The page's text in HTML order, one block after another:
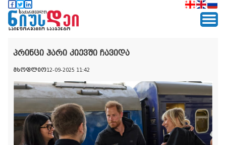
პრინცი ჰარი კიევში ჩავიდა
მსოფლიო12-09-2025 11:42